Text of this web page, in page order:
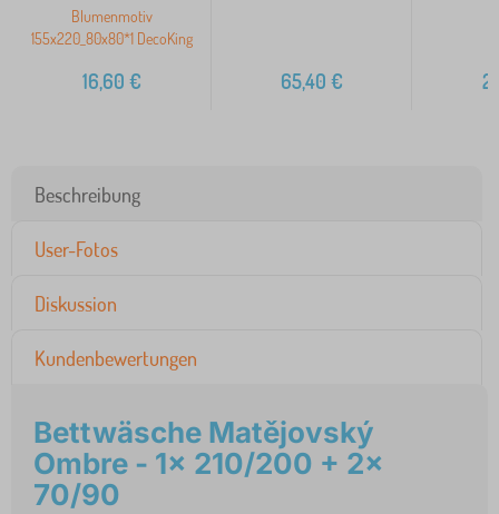
Blumenmotiv
155x220_80x80*1 DecoKing
16,60 € 65,40 €
Beschreibung
User-Fotos
Diskussion
Kundenbewertungen
Bettwäsche Matějovský
Ombre - 1x 210/200 + 2x
70/90